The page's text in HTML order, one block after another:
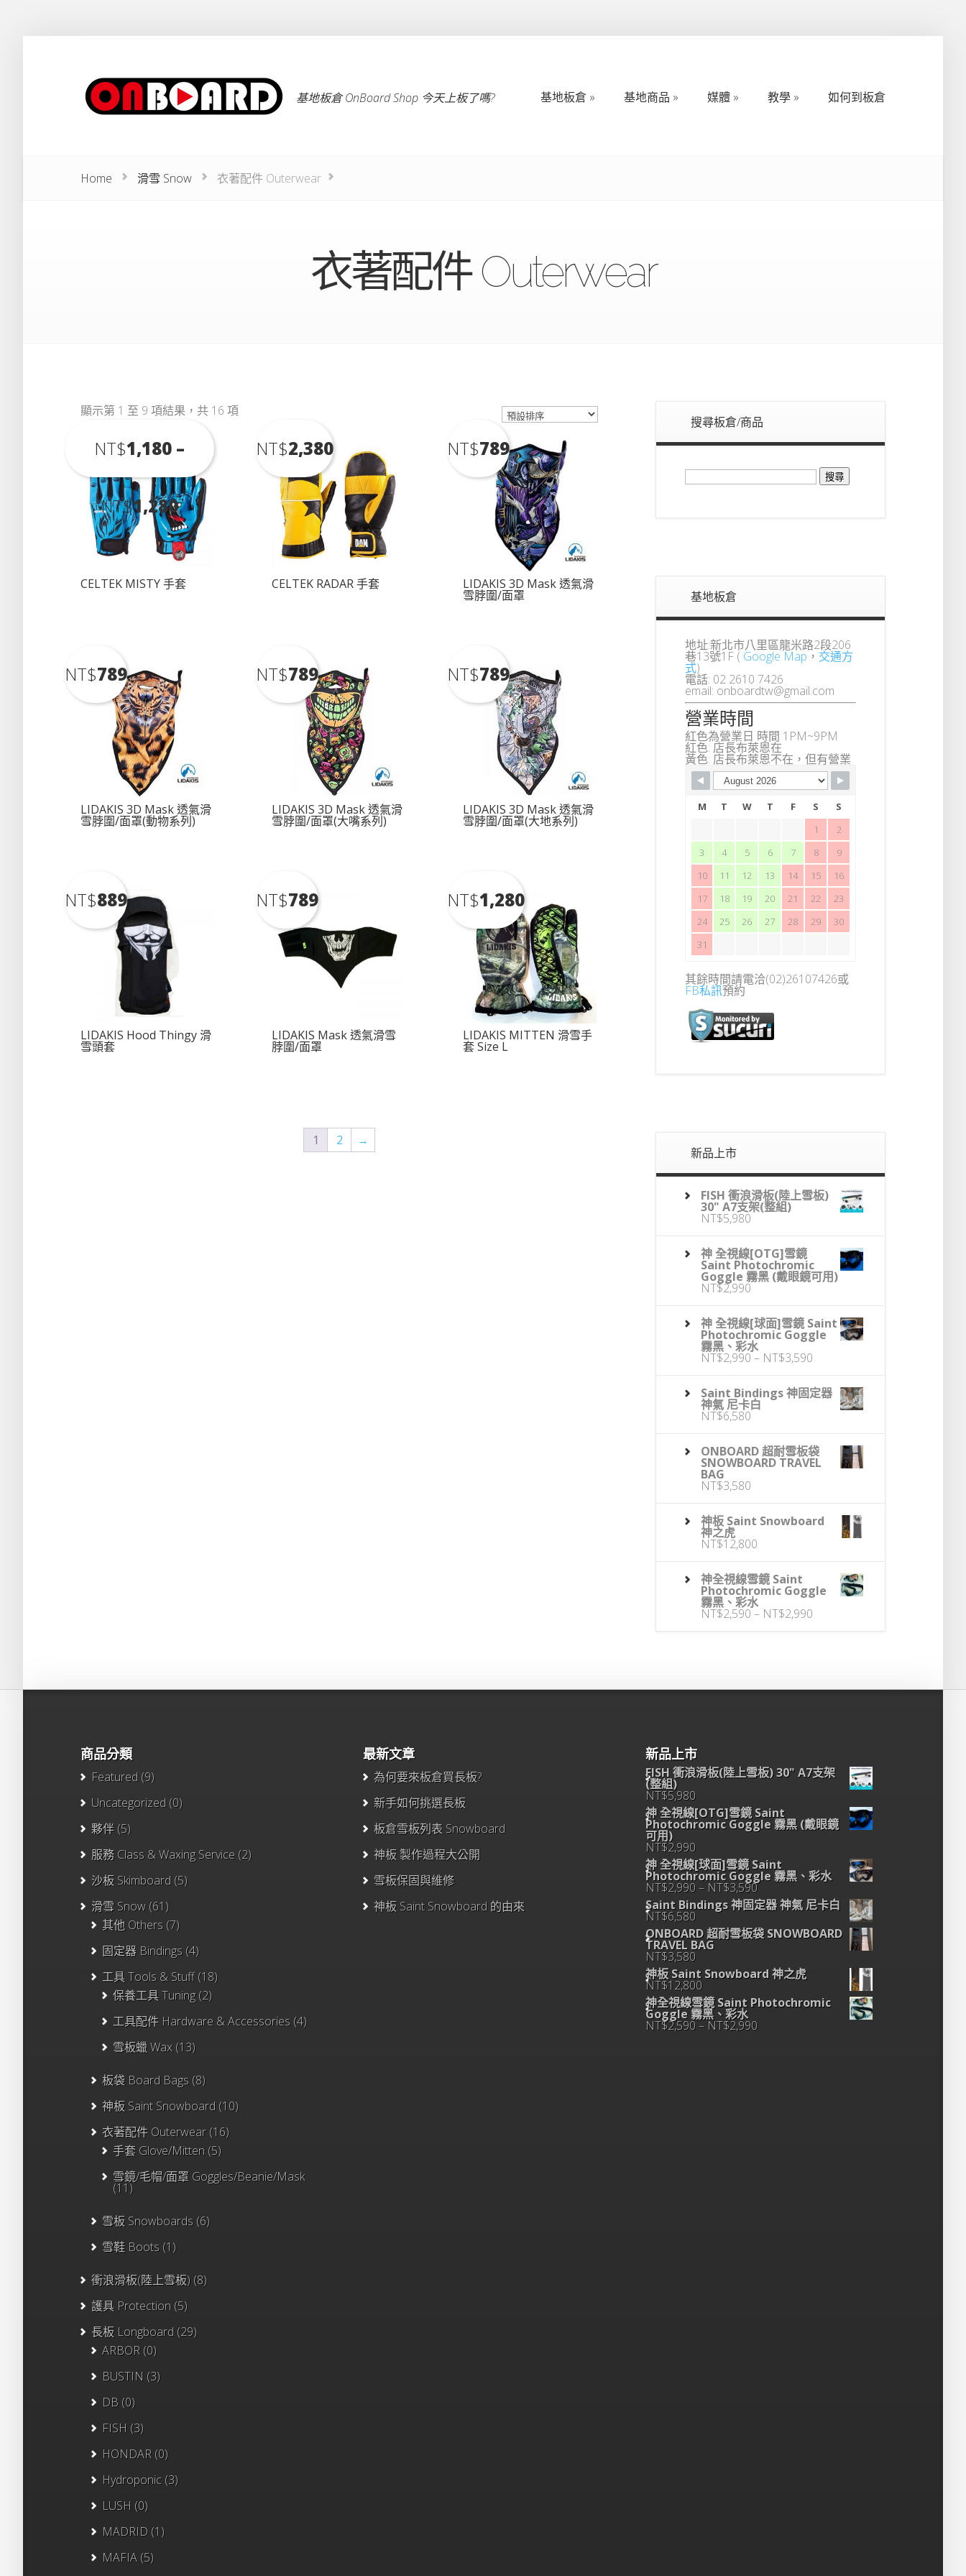
基地板倉 OnBoard Shop 今天上板了嗎?
基地板倉
基地商品
媒體
教學
如何到板倉
Home 滑雪 Snow 衣著配件 Outerwear
衣著配件 Outerwear
顯示第 1 至 9 項結果，共 16 項
CELTEK MISTY 手套
NT$1,180 –
NT$1,280價
格
圍：
CELTEK RADAR 手套
NT$2,380
LIDAKIS 3D Mask 透氣滑
雪脖圍/面罩
NT$789
LIDAKIS 3D Mask 透氣滑
雪脖圍/面罩(動物系列)
NT$789
LIDAKIS 3D Mask 透氣滑
雪脖圍/面罩(大嘴系列)
NT$789
LIDAKIS 3D Mask 透氣滑
雪脖圍/面罩(大地系列)
NT$789
LIDAKIS Hood Thingy 滑
雪頭套
NT$889
LIDAKIS Mask 透氣滑雪
脖圍/面罩
NT$789
LIDAKIS MITTEN 滑雪手
套 Size L
NT$1,280
1 2 →
搜尋板倉/商品
搜
尋
基地板倉
地址:新北市八里區龍米路2段206
巷13號1F ( Google Map ， 交通方
式)
電話: 02 2610 7426
email: onboardtw@gmail.com
營業時間
紅色為營業日 時間 1PM~9PM
紅色: 店長布萊恩在
黃色: 店長布萊恩不在，但有營業
M T W T F S
S
1
2
3
4 5 6 7 8
9
10
11 12 13 14 15
16
17
18 19 20 21 22
23
24
25 26 27 28 29
30
31
其餘時間請電洽(02)26107426或
FB私訊預約
新品上市
FISH 衝浪滑板(陸上雪板)
30" A7支架(整組)
NT$5,980
神 全視線[OTG]雪鏡
Saint Photochromic
Goggle 霧黑 (戴眼鏡可用)
NT$2,990
神 全視線[球面]雪鏡 Saint
Photochromic Goggle
霧黑、彩水
NT$2,990 – NT$3,590
圍：
NT$2,990
Saint Bindings 神固定器
神氣 尼卡白
NT$6,580
ONBOARD 超耐雪板袋
SNOWBOARD TRAVEL
BAG
NT$3,580
神板 Saint Snowboard
神之虎
NT$12,800
神全視線雪鏡 Saint
Photochromic Goggle
霧黑、彩水
NT$2,590 – NT$2,990
商品分類
Featured (9)
Uncategorized (0)
夥伴 (5)
服務 Class & Waxing Service (2)
沙板 Skimboard (5)
滑雪 Snow (61)
其他 Others (7)
固定器 Bindings (4)
工具 Tools & Stuff (18)
保養工具 Tuning (2)
工具配件 Hardware & Accessories (4)
雪板蠟 Wax (13)
板袋 Board Bags (8)
神板 Saint Snowboard (10)
衣著配件 Outerwear (16)
手套 Glove/Mitten (5)
雪鏡/毛帽/面罩 Goggles/Beanie/Mask
(11)
雪板 Snowboards (6)
雪鞋 Boots (1)
衝浪滑板(陸上雪板) (8)
護具 Protection (5)
長板 Longboard (29)
ARBOR (0)
BUSTIN (3)
DB (0)
FISH (3)
HONDAR (0)
Hydroponic (3)
LUSH (0)
MADRID (1)
MAFIA (5)
最新文章
為何要來板倉買長板?
新手如何挑選長板
板倉雪板列表 Snowboard
神板 製作過程大公開
雪板保固與維修
神板 Saint Snowboard 的由來
新品上市
FISH 衝浪滑板(陸上雪板) 30" A7支架
(整組)
NT$5,980
神 全視線[OTG]雪鏡 Saint
Photochromic Goggle 霧黑 (戴眼鏡
可用)
NT$2,990
神 全視線[球面]雪鏡 Saint
Photochromic Goggle 霧黑、彩水
NT$2,990– NT$3,590價
格
範
NT$2,990
到
Saint Bindings 神固定器 神氣 尼卡白
NT$6,580
ONBOARD 超耐雪板袋 SNOWBOARD
TRAVEL BAG
NT$3,580
神板 Saint Snowboard 神之虎
NT$12,800
神全視線雪鏡 Saint Photochromic
Goggle 霧黑、彩水
NT$2,590–NT$2,990價